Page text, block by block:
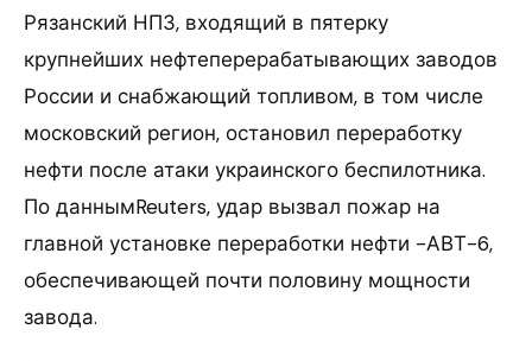
Рязанский НПЗ, входящий в пятерку
крупнейших нефтеперерабатывающих заводов
России и снабжающий топливом, в том числе
московский регион, остановил переработку
нефти после атаки украинского беспилотника.
По даннымReuters, удар вызвал пожар на
главной установке переработки нефти -АВТ-6,
обеспечивающей почти половину мощности
завода.